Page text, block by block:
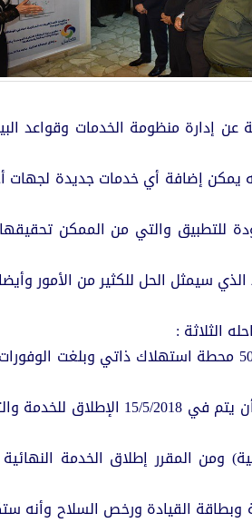
إدارة منظومة الخدمات وقواعد
يمكن إضافة أي خدمات جديدة لجهات
للتطبيق والتي من الممكن
سيمثل الحل للكثير من الأمور
الثلاثة :
- الآليات الحكومية: حيث بلغ عدد الآليات 47500 آلية حكومية تعمل بالبطاقة الذكية بالإضافة إلى 129 محطة مؤتمتة و50 محطة استهلاك ذاتي
- الآليات الخاصة :تم توزيع 210 آلاف بطاقة في كل من محافظات (دمشق- السويداء- طرطوس –اللاذقية) ومن المقرر أن يتم في
(دمشق- طرطوس- اللاذقية) ومن المقرر إطلاق الخدمة
وبطاقة القيادة ورخص السلاح وأنه